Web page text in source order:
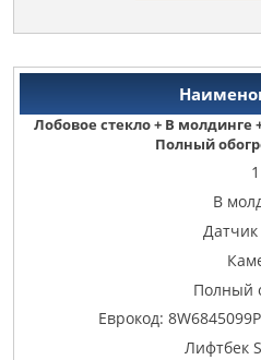
Лобовое стекло + В
Полный
1
В
Полный
Еврокод:
Лифтбек